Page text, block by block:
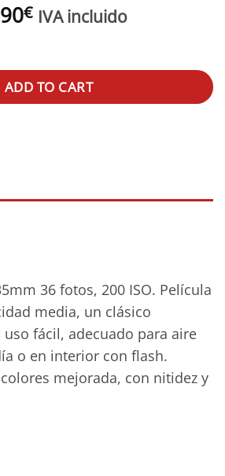
€ IVA incluido
35mm 36exp quantity
ADD TO CART
36 fotos, 200 ISO. Película
media, un clásico
fácil, adecuado para aire
o en interior con flash.
mejorada, con nitidez y